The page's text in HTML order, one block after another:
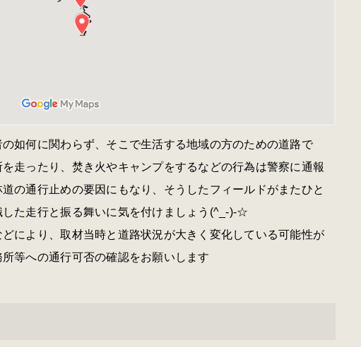
如何に関わらず、そこで生活する地域の方のための道路で
走ったり、焚き火やキャンプをするなどの行為は警察に通報
の通行止めの要因にもなり、そうしたフィールドがまたひと
た走行と振る舞いに気を付けましょう(^_-)-☆
により、取材当時と道路状況が大きく変化している可能性が
等への通行可否の確認をお願いします